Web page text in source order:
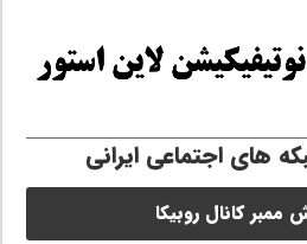
های اجتماعی ایرانی
ممبر کانال روبیکا